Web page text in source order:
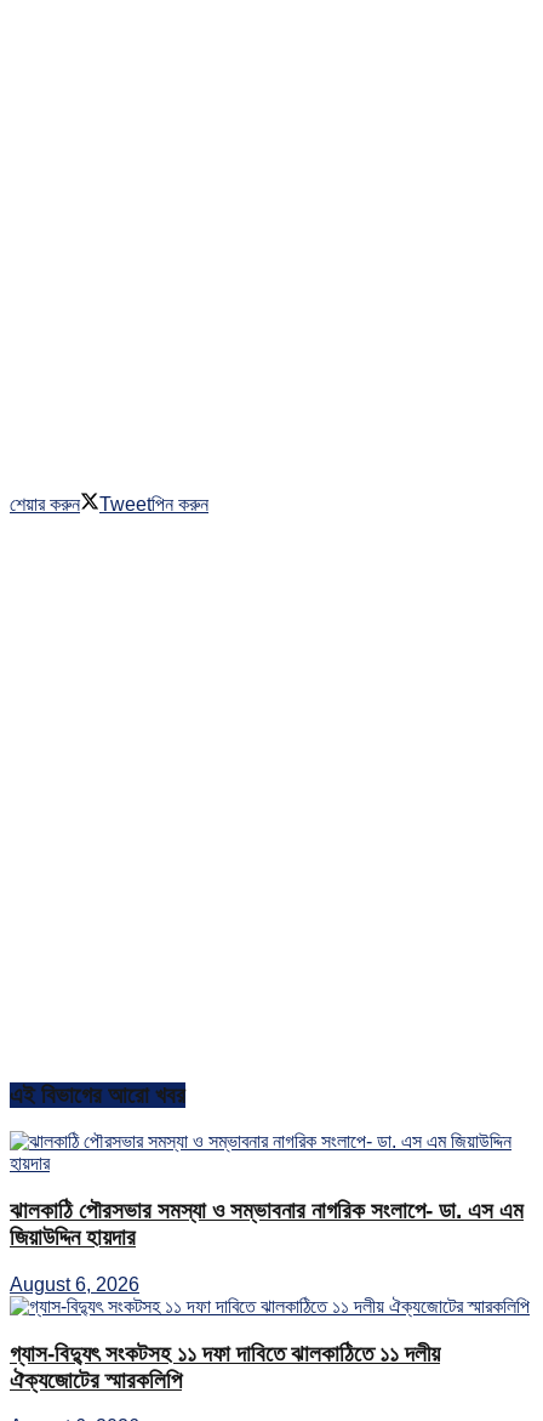
শেয়ার করুন Tweetপিন করুন
এই বিভাগের আরো খবর
ঝালকাঠি পৌরসভার সমস্যা ও সম্ভাবনার নাগরিক সংলাপে- ডা. এস এম
জিয়াউদ্দিন হায়দার
August 6, 2026
গ্যাস-বিদ্যুৎ সংকটসহ ১১ দফা দাবিতে ঝালকাঠিতে ১১ দলীয়
ঐক্যজোটের স্মারকলিপি